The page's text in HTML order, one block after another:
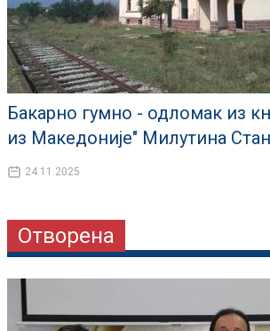
Бакарно гумно - одломак из
из Македоније" Милутина
24.11.2025
Отворена